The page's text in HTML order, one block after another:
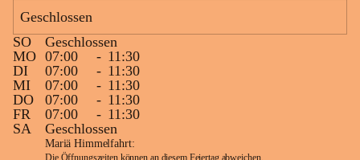
Geschlossen
SO
Geschlossen
MO 07:00 - 11:30
DI
07:00 - 11:30
MI
07:00 - 11:30
DO
07:00 - 11:30
FR
07:00 - 11:30
SA
Geschlossen
Mariä Himmelfahrt:
Die Öffnungszeiten können an diesem Feiertag abweichen.